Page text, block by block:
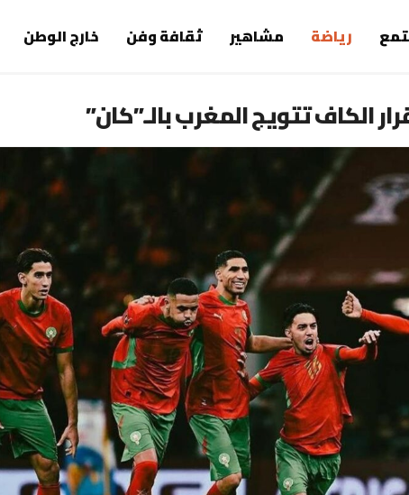
رياضة مشاهير ثقافة وفن خارج الوطن
الكاف تتويج المغرب بالـ”كان”